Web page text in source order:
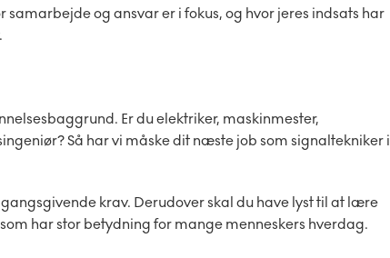
og ansvar er i fokus, og hvor jeres indsats har
Er du elektriker, maskinmester,
Så har vi måske dit næste job som signaltekniker i
krav. Derudover skal du have lyst til at lære
har stor betydning for mange menneskers hverdag.